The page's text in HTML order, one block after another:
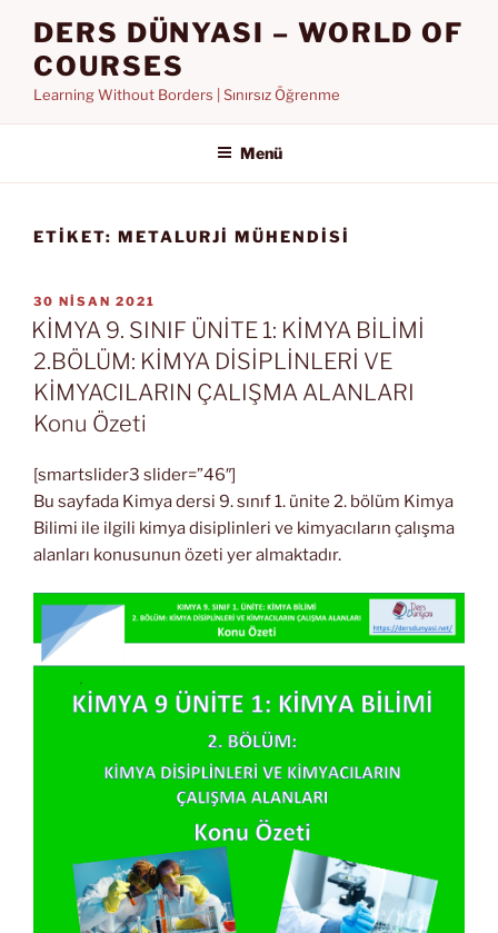
DERS DÜNYASI – WORLD OF
COURSES
Learning Without Borders | Sınırsız Öğrenme
Menü
ETIKET: METALURJI MÜHENDISI
YAYIM
TARIHI
30 NISAN 2021
KİMYA 9. SINIF ÜNİTE 1: KİMYA BİLİMİ
2.BÖLÜM: KİMYA DİSİPLİNLERİ VE
KİMYACILARIN ÇALIŞMA ALANLARI
Konu Özeti
[smartslider3 slider=”46″]
Bu sayfada Kimya dersi 9. sınıf 1. ünite 2. bölüm Kimya
Bilimi ile ilgili kimya disiplinleri ve kimyacıların çalışma
alanları konusunun özeti yer almaktadır.